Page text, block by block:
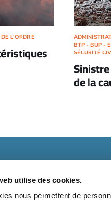
utilise des cookies.
nous permettent de
DE L'ORDRE
BTP - BUP -
SÉCURITÉ
de la